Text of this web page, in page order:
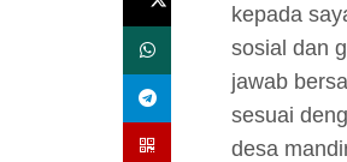
kepada
sosial dan
jawab
sesuai
desa